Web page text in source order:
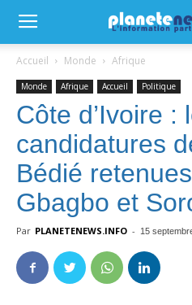
Accueil Monde Afrique
Monde Afrique Accueil Politique
Côte d’Ivoire :
candidatures
Bédié
Gbagbo et
Par PLANETENEWS.INFO - 15